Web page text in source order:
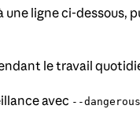
ligne ci-dessous,
le travail
avec --